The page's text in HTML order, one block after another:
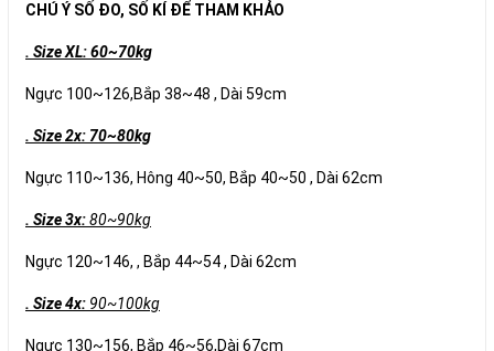
CHÚ Ý SỐ ĐO, SỐ KÍ ĐỂ THAM KHẢO
. Size XL: 60~70kg
Ngực 100~126,Bắp 38~48 , Dài 59cm
. Size 2x: 70~80kg
Ngực 110~136, Hông 40~50, Bắp 40~50 , Dài 62cm
. Size 3x:80~90kg
Ngực 120~146, , Bắp 44~54 , Dài 62cm
. Size 4x: 90~100kg
Ngực 130~156, Bắp 46~56,Dài 67cm